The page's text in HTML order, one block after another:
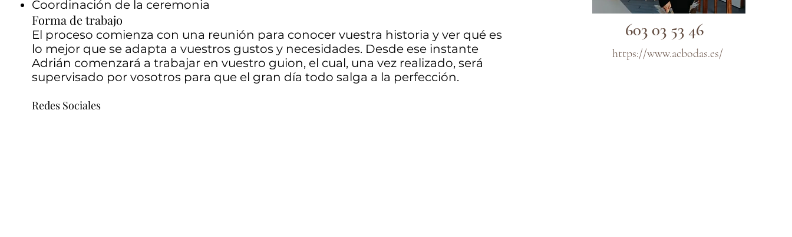
Coordinación de la ceremonia
Forma de trabajo
El proceso comienza con una reunión para conocer vuestra historia y ver qué es
lo mejor que se adapta a vuestros gustos y necesidades. Desde ese instante
Adrián comenzará a trabajar en vuestro guion, el cual, una vez realizado, será
supervisado por vosotros para que el gran día todo salga a la perfección.
Redes Sociales
603 03 53 46
https://www.acbodas.es/